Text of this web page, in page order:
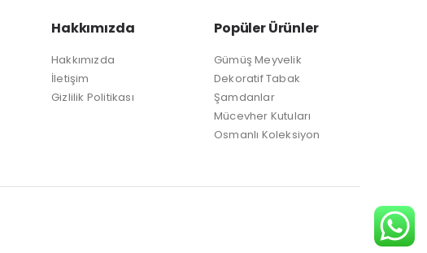
Hakkımızda
Hakkımızda
İletişim
Gizlilik Politikası
Popüler Ürünler
Gümüş Meyvelik
Dekoratif Tabak
Şamdanlar
Mücevher Kutuları
Osmanlı Koleksiyon